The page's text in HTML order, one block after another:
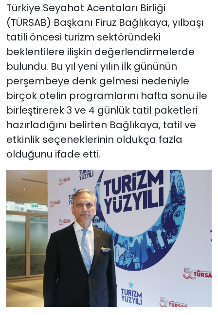
Türkiye Seyahat Acentaları Birliği
(TÜRSAB) Başkanı Firuz Bağlıkaya, yılbaşı
tatili öncesi turizm sektöründeki
beklentilere ilişkin değerlendirmelerde
bulundu. Bu yıl yeni yılın ilk gününün
perşembeye denk gelmesi nedeniyle
birçok otelin programlarını hafta sonu ile
birleştirerek 3 ve 4 günlük tatil paketleri
hazırladığını belirten Bağlıkaya, tatil ve
etkinlik seçeneklerinin oldukça fazla
olduğunu ifade etti.